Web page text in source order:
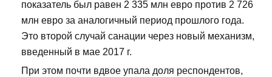
показатель был равен 2 335 млн евро против 2 726
млн евро за аналогичный период прошлого года.
Это второй случай санации через новый механизм,
введенный в мае 2017 г.
При этом почти вдвое упала доля респондентов,